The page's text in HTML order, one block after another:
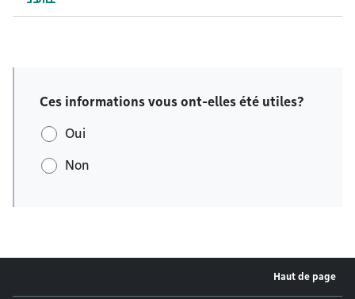
Ces informations vous ont-elles été utiles?
Oui
Non
Haut de page